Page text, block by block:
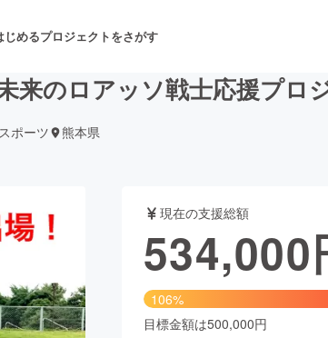
じめるプロジェクトをさがす
舞台・パフォーマンス
フ
アニメ・漫画
来のロアッソ戦士応援プロ
スポーツ 熊本県
現在の支援総額
534,000
106%
目標金額は500,000円